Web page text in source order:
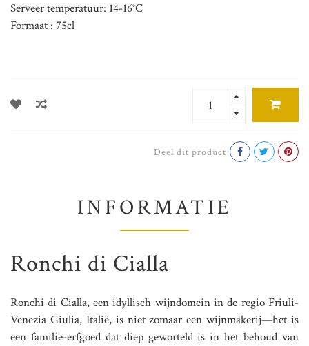
Serveer temperatuur: 14-16°C
Formaat : 75cl
Deel dit product
INFORMATIE
Ronchi di Cialla
Ronchi di Cialla, een idyllisch wijndomein in de regio Friuli-
Venezia Giulia, Italië, is niet zomaar een wijnmakerij—het is
een familie-erfgoed dat diep geworteld is in het behoud van